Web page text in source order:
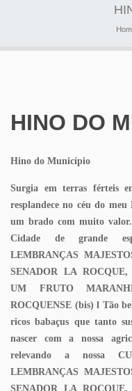
HINO DO
Hino do Município
Surgia em terras férteis
resplandece no céu do meu
um brado com muito
Cidade de grande
LEMBRANÇAS
SENADOR LA
UM FRUTO
ROCQUENSE (bis) l Tão
ricos babaçus que tanto
nascer com a nossa
relevando a nossa
LEMBRANÇAS
SENADOR LA